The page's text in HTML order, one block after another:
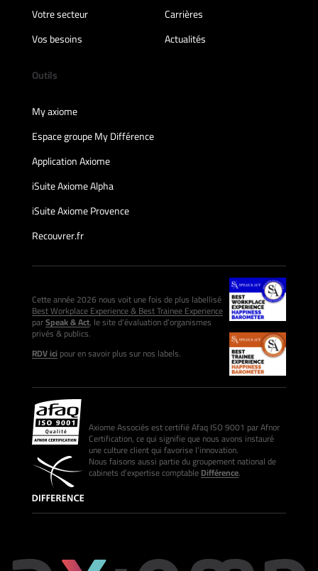
Votre secteur
Carrières
Vos besoins
Actualités
Outils
My axiome
Espace groupe My Différence
Application Axiome
iSuite Axiome Alpha
iSuite Axiome Provence
Recouvrer.fr
Cette année 2026 nous voit une fois de plus labellisé
Best Workplace Experience & Best Trainee Experience
parSpeak & Act, le site d’évaluation d’organismes
privés & publics.
RDV icipour en savoir plus sur nos labels.
Axiome Associés est certifié Afaq ISO 9001 par Afnor
Certification, ce qui signifie que nous avons instauré
une culture client qui favorise l’innovation.
Nous faisons aussi partie du groupement national de
cabinets d’expertise comptableDifférence.